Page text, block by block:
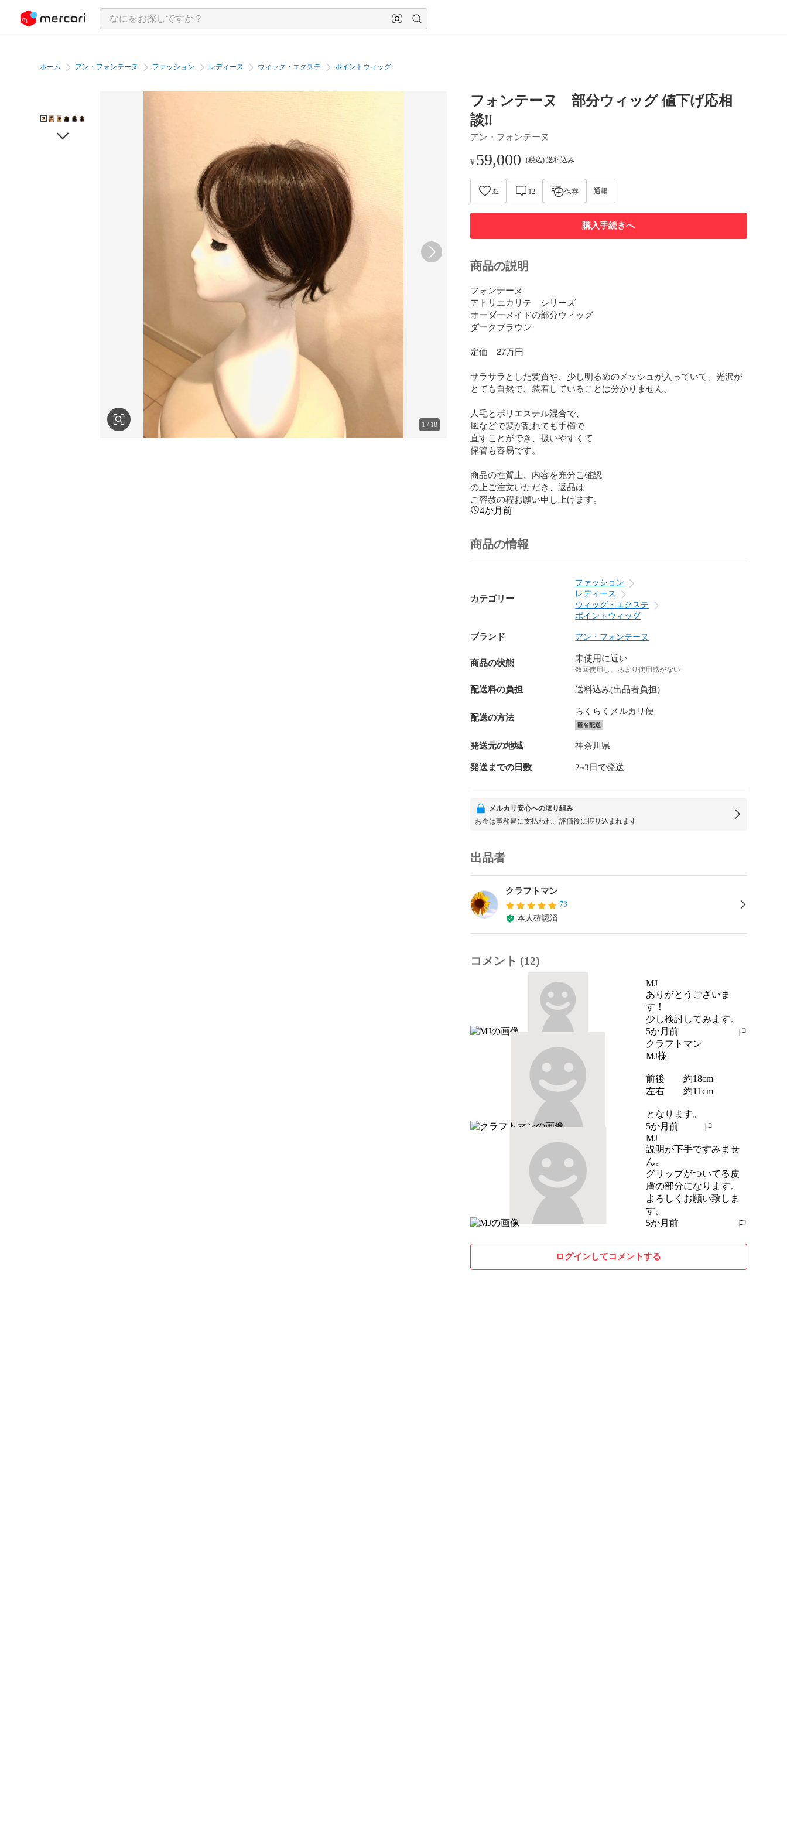
ツにスキップ
ホーム アン・フォンテーヌ ファッション レディース ウィッグ・エクステ ポイントウィッグ
1 / 10
フォンテーヌ 部分ウィッグ 値下げ応相
談‼️
アン・フォンテーヌ
¥ 59,000 (税込) 送料込み
32 12 保存 通報
購入手続きへ
商品の説明
フォンテーヌ
アトリエカリテ　シリーズ
オーダーメイドの部分ウィッグ
ダークブラウン
定価　27万円
サラサラとした髪質や、少し明るめのメッシュが入っていて、光沢が
とても自然で、装着していることは分かりません。
人毛とポリエステル混合で、
風などで髪が乱れても手櫛で
直すことができ、扱いやすくて
保管も容易です。
商品の性質上、内容を充分ご確認
の上ご注文いただき、返品は
ご容赦の程お願い申し上げます。
4か月前
商品の情報
カテゴリー
ファッション
レディース
ウィッグ・エクステ
ポイントウィッグ
ブランド アン・フォンテーヌ
商品の状態 未使用に近い
数回使用し、あまり使用感がない
配送料の負担 送料込み(出品者負担)
配送の方法
らくらくメルカリ便
匿名配送
発送元の地域 神奈川県
発送までの日数 2~3日で発送
メルカリ安心への取り組み
お金は事務局に支払われ、評価後に振り込まれます
出品者
クラフトマン
73
本人確認済
コメント (12)
MJ
ありがとうございま
す！
少し検討してみます。
5か月前
報告する
クラフトマン
MJ様
前後　　約18cm
左右　　約11cm
となります。
5か月前
報告する
MJ
説明が下手ですみませ
ん。
グリップがついてる皮
膚の部分になります。
よろしくお願い致しま
す。
5か月前
報告する
ログインしてコメントする